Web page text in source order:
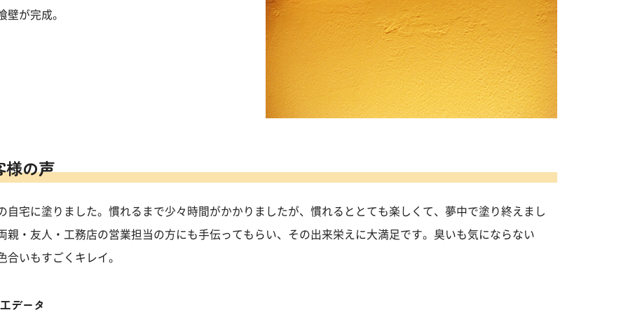
壁が完成。
様の声
自宅に塗りました。慣れるまで少々時間がかかりましたが、慣れるととても楽しくて、夢中で塗り終えまし
親・友人・工務店の営業担当の方にも手伝ってもらい、その出来栄えに大満足です。臭いも気にならない
合いもすごくキレイ。
データ